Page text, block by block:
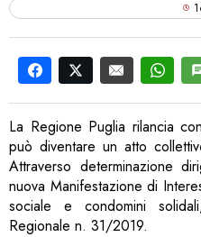
La Regione Puglia rilancia
può diventare un atto
Attraverso determinazione
nuova Manifestazione di
sociale e condomini
Regionale n. 31/2019.